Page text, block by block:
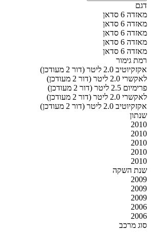
דגם
מאזדה 6 סדאן
מאזדה 6 סדאן
מאזדה 6 סדאן
מאזדה 6 סדאן
מאזדה 6 סדאן
רמת גימור
אקזקיוטיב 2.0 ליטר (דור 2 מעודכן)
לאקשרי 2.0 ליטר (דור 2 מעודכן)
פרימיום 2.5 ליטר (דור 2 מעודכן)
לאקשרי 2.0 ליטר (דור 2 מעודכן)
אקזקיוטיב 2.0 ליטר (דור 2 מעודכן)
שנתון
2010
2010
2010
2010
2010
שנת השקה
2009
2009
2009
2006
2006
סוג מרכב